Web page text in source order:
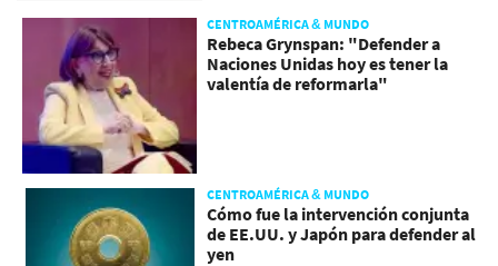
CENTROAMÉRICA & MUNDO
Rebeca Grynspan: "Defender a
Naciones Unidas hoy es tener la
valentía de reformarla"
CENTROAMÉRICA & MUNDO
Cómo fue la intervención conjunta
de EE.UU. y Japón para defender al
yen